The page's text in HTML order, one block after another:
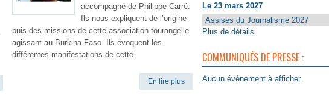
accompagné de Philippe Carré.
Ils nous expliquent de l’origine
puis des missions de cette association tourangelle
agissant au Burkina Faso. Ils évoquent les
différentes manifestations de cette
En lire plus
Le 23 mars 2027
Assises du Journalisme 2027
Plus de détails
COMMUNIQUÉS DE PRESSE :
Aucun évènement à afficher.